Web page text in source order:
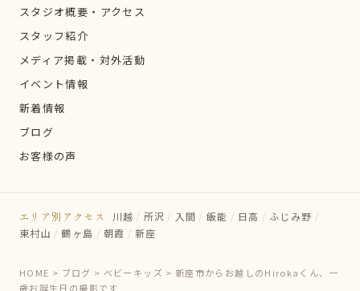
スタジオ概要・アクセス
スタッフ紹介
メディア掲載・対外活動
イベント情報
新着情報
ブログ
お客様の声
エリア別アクセス 川越 / 所沢 / 入間 / 飯能 / 日高 / ふじみ野 /
東村山 / 鶴ヶ島 / 朝霞 / 新座
HOME > ブログ > ベビーキッズ > 新座市からお越しのHirokaくん、一
歳お誕生日の撮影です